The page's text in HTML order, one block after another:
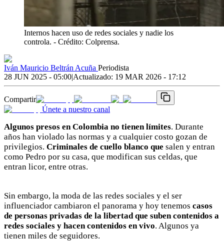
Internos hacen uso de redes sociales y nadie los
controla. - Crédito: Colprensa.
Iván Mauricio Beltrán Acuña Periodista
28 JUN 2025 - 05:00|Actualizado: 19 MAR 2026 - 17:12
Compartir
Únete a nuestro canal
Algunos presos en Colombia no tienen límites. Durante
años han violado las normas y a cualquier costo gozan de
privilegios. Criminales de cuello blanco que salen y entran
como Pedro por su casa, que modifican sus celdas, que
entran licor, entre otras.
Sin embargo, la moda de las redes sociales y el ser
influenciador cambiaron el panorama y hoy tenemos casos
de personas privadas de la libertad que suben contenidos a
redes sociales y hacen contenidos en vivo. Algunos ya
tienen miles de seguidores.